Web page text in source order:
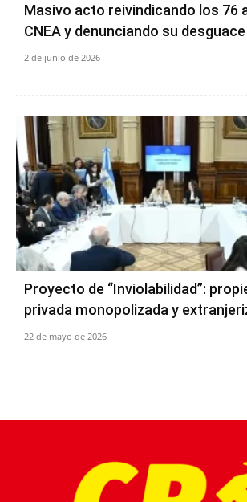
Masivo acto reivindicando los 76
CNEA y denunciando su desguace
2 de junio de 2026
Proyecto de “Inviolabilidad”:
privada monopolizada y
22 de mayo de 2026